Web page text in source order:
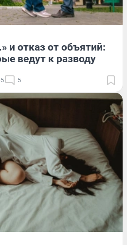
и отказ от объятий:
ведут к разводу
5